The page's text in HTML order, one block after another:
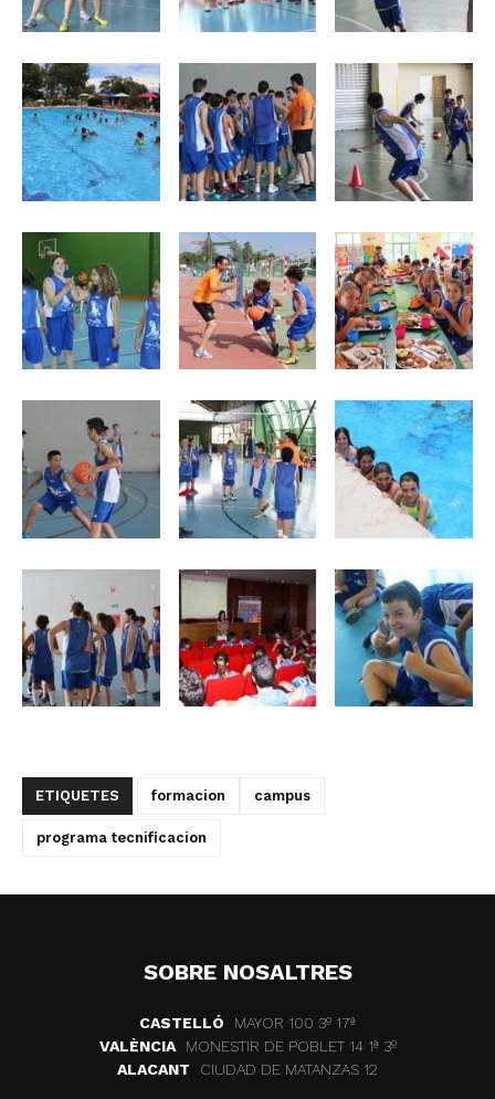
ETIQUETES formacion campus
programa tecnificacion
SOBRE NOSALTRES
CASTELLÓ
MAYOR 100 3º 17ª
VALÈNCIA
MONESTIR DE POBLET 14 1ª 3º
ALACANT
CIUDAD DE MATANZAS 12